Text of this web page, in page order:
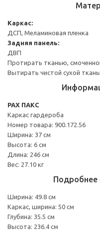
Каркас:
ДСП, Меламиновая пленка
Задняя панель:
ДВП
Протирать тканью,
Вытирать чистой сухой
PAX ПАКС
Каркас гардероба
Номер товара: 900.172.56
Ширина: 37 см
Высота: 6 см
Длина: 246 см
Вес: 27.10 кг
Подробнее
Ширина: 49.8 см
Каркас, ширина: 50 см
Глубина: 35.5 см
Высота: 236.4 см